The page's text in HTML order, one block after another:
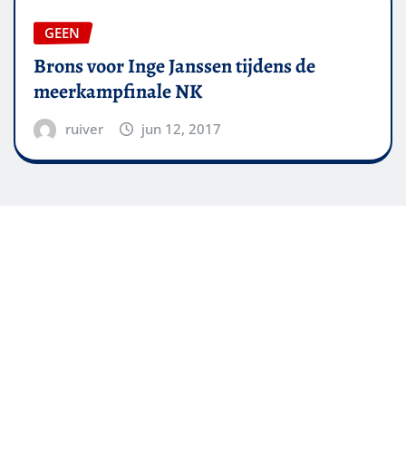
GEEN
Brons voor Inge Janssen tijdens de
meerkampfinale NK
ruiver jun 12, 2017